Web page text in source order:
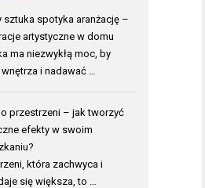
sztuka spotyka aranżację –
artystyczne w domu
ma niezwykłą moc, by
i nadawać …
przestrzeni – jak tworzyć
efekty w swoim
która zachwyca i
się większa, to …